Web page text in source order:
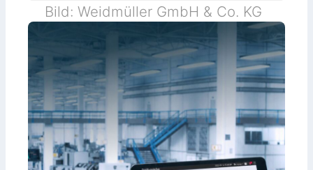
Bild: Weidmüller GmbH & Co. KG